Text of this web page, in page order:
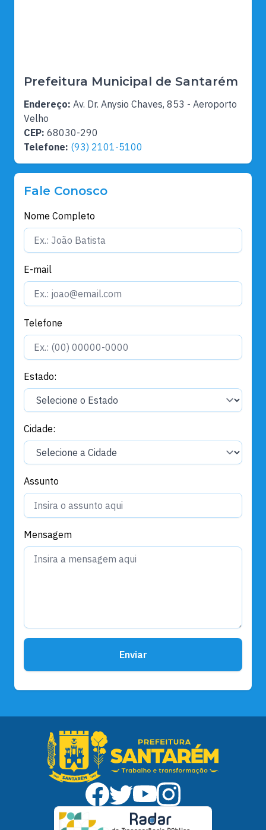
Prefeitura Municipal de Santarém
Endereço: Av. Dr. Anysio Chaves, 853 - Aeroporto
Velho
CEP: 68030-290
Telefone: (93) 2101-5100
Fale Conosco
Nome Completo
E-mail
Telefone
Estado:
Cidade:
Assunto
Mensagem
Enviar